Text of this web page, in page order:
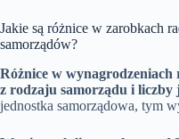
Jakie są różnice w zarobkach
samorządów?
Różnice w
z rodzaju samorządu i liczby
jednostka samorządowa, tym